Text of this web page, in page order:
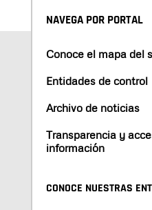
NAVEGA POR PORTAL
Conoce el mapa del
Entidades de control
Archivo de noticias
Transparencia y
información
CONOCE NUESTRAS